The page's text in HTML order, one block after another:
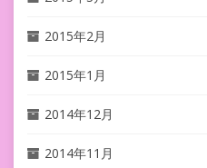
2015年2月
2015年1月
2014年12月
2014年11月